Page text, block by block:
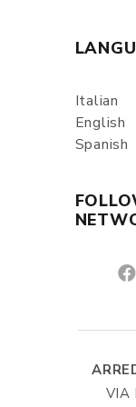
Italian
English
Spanish
VIA